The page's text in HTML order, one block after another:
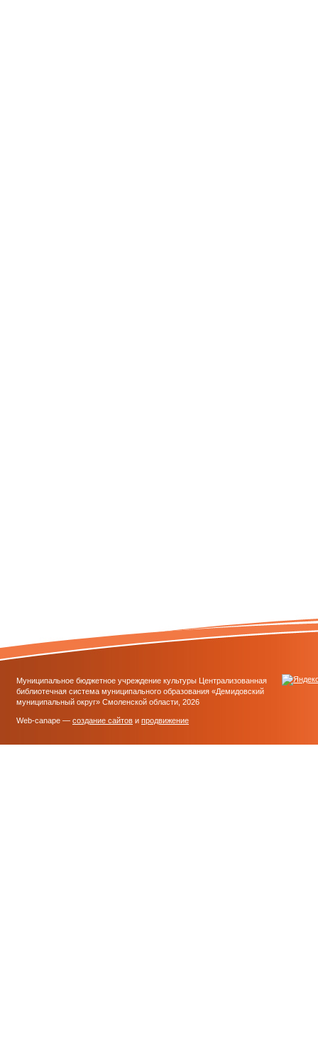
Муниципальное бюджетное учреждение культуры Централизованная
библиотечная система муниципального образования «Демидовский
муниципальный округ» Смоленской области, 2026
Web-canape — создание сайтов и продвижение